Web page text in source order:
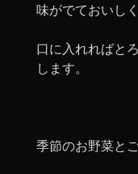
味がでておいし
口に入れればと
します。
季節のお野菜とご